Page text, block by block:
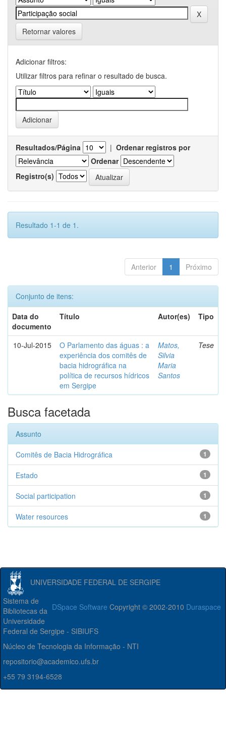
Retornar valores
Adicionar filtros:
Utilizar filtros para refinar o resultado de busca.
Resultados/Página | Ordenar registros por
Ordenar
Registro(s)
Resultado 1-1 de 1.
Anterior 1 Próximo
Conjunto de itens:
Data do
documento
Título Autor(es) Tipo
10-Jul-2015
O Parlamento das águas : a
experiência dos comitês de
bacia hidrográfica na
política de recursos hídricos
em Sergipe
Matos,
Silvia
Maria
Santos
Tese
Busca facetada
Assunto
1
Comitês de Bacia Hidrográfica
1
Estado
1
Social participation
1
Water resources
UNIVERSIDADE FEDERAL DE SERGIPE
DSpace Software Copyright © 2002-2010 Duraspace
Sistema de
Bibliotecas da
Universidade
Federal de Sergipe - SIBIUFS
Núcleo de Tecnologia da Informação - NTI
repositorio@academico.ufs.br
+55 79 3194-6528